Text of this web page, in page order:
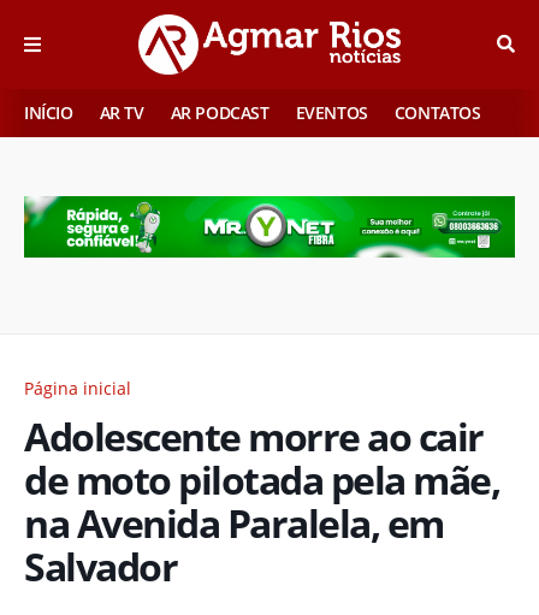
INÍCIO AR TV AR PODCAST EVENTOS CONTATOS
Página inicial
Adolescente morre ao cair
de moto pilotada pela mãe,
na Avenida Paralela, em
Salvador